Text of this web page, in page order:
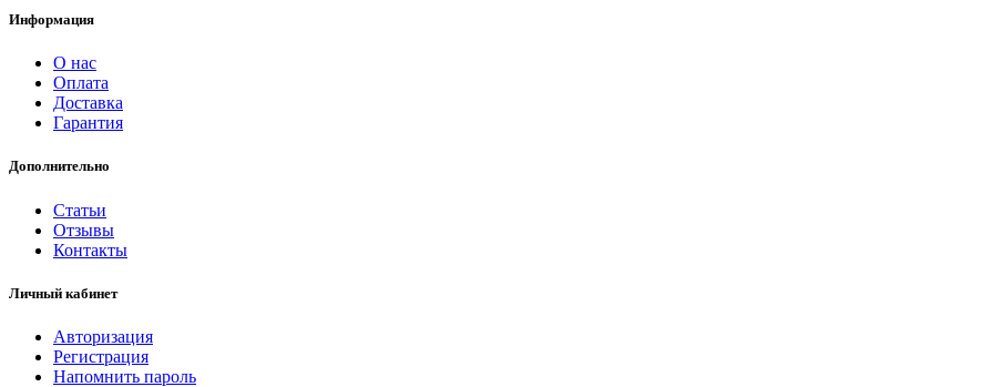
Информация
О нас
Оплата
Доставка
Гарантия
Дополнительно
Статьи
Отзывы
Контакты
Личный кабинет
Авторизация
Регистрация
Напомнить пароль